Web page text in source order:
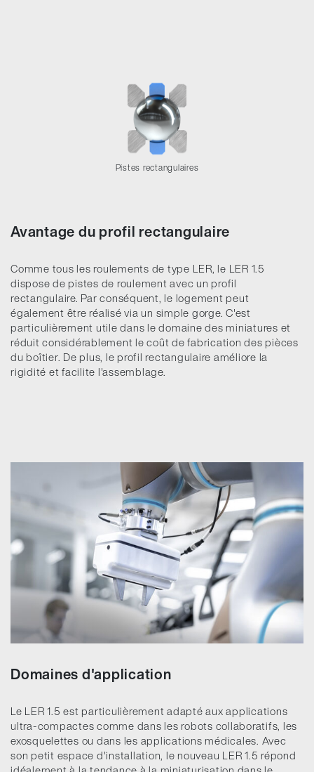
Pistes rectangulaires
Avantage du profil rectangulaire
Comme tous les roulements de type LER, le LER 1.5
dispose de pistes de roulement avec un profil
rectangulaire. Par conséquent, le logement peut
également être réalisé via un simple gorge. C'est
particulièrement utile dans le domaine des miniatures et
réduit considérablement le coût de fabrication des pièces
du boîtier. De plus, le profil rectangulaire améliore la
rigidité et facilite l'assemblage.
Domaines d'application
Le LER 1.5 est particulièrement adapté aux applications
ultra-compactes comme dans les robots collaboratifs, les
exosquelettes ou dans les applications médicales. Avec
son petit espace d'installation, le nouveau LER 1.5 répond